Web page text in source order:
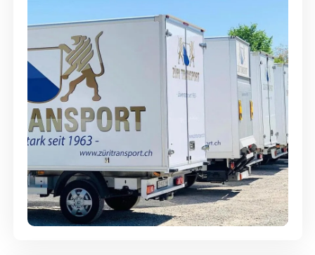
Möbellagerung - Alles sicher
aufbewahrt